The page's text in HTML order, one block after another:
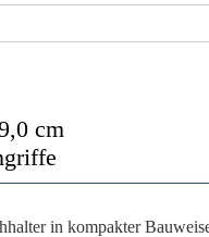
cm
in kompakter